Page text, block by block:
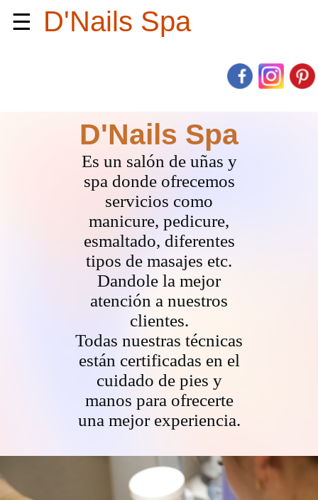
☰ D'Nails Spa
D'Nails Spa
Es un salón de uñas y
spa donde ofrecemos
servicios como
manicure, pedicure,
esmaltado, diferentes
tipos de masajes etc.
Dandole la mejor
atención a nuestros
clientes.
Todas nuestras técnicas
están certificadas en el
cuidado de pies y
manos para ofrecerte
una mejor experiencia.